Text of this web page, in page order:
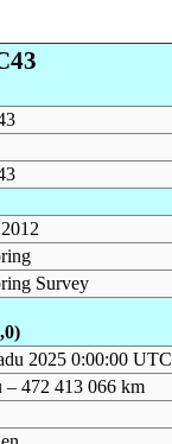
Survey
2025 0:00:00 UTC
– 472 413 066 km